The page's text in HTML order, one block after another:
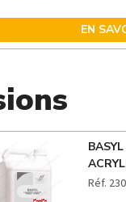
EN
Réf.